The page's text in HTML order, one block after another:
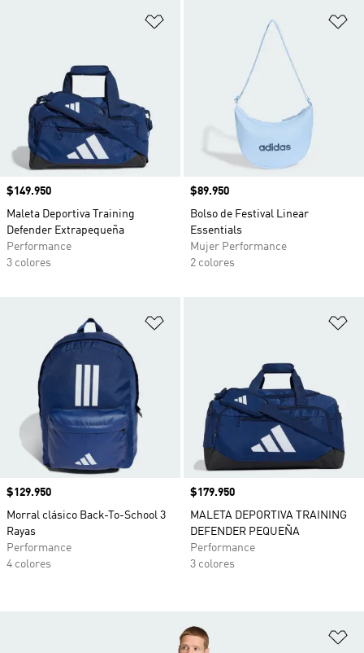
Añadir a la lista de deseos
Precio
$149.950
Maleta Deportiva Training
Defender Extrapequeña
Performance
3 colores
Precio
$89.950
Bolso de Festival Linear
Essentials
Mujer Performance
2 colores
Precio
$129.950
Morral clásico Back-To-School 3
Rayas
Performance
4 colores
Precio
$179.950
MALETA DEPORTIVA TRAINING
DEFENDER PEQUEÑA
Performance
3 colores